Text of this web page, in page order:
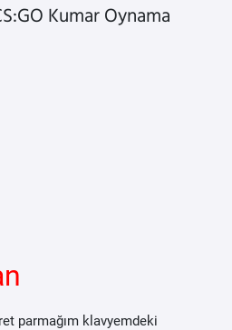
Kumar Oynama
parmağım klavyemdeki